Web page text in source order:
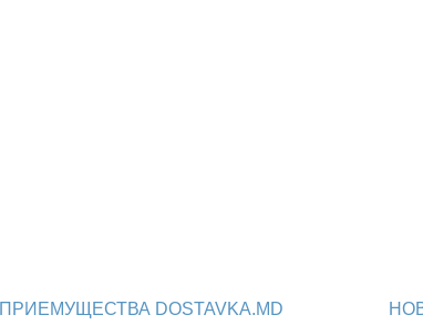
ПРИЕМУЩЕСТВА DOSTAVKA.MD